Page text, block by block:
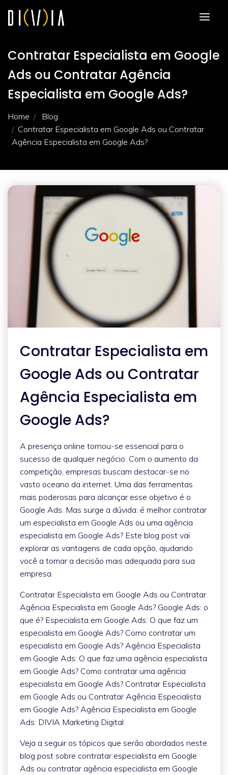
Contratar Especialista em Google
Ads ou Contratar Agência
Especialista em Google Ads?
Home
Blog
Contratar Especialista em Google Ads ou Contratar
Agência Especialista em Google Ads?
Contratar Especialista em
Google Ads ou Contratar
Agência Especialista em
Google Ads?
A presença online tornou-se essencial para o
sucesso de qualquer negócio. Com o aumento da
competição, empresas buscam destacar-se no
vasto oceano da internet. Uma das ferramentas
mais poderosas para alcançar esse objetivo é o
Google Ads. Mas surge a dúvida: é melhor contratar
um especialista em Google Ads ou uma agência
especialista em Google Ads? Este blog post vai
explorar as vantagens de cada opção, ajudando
você a tomar a decisão mais adequada para sua
empresa.
Contratar Especialista em Google Ads ou Contratar
Agência Especialista em Google Ads? Google Ads: o
que é? Especialista em Google Ads: O que faz um
especialista em Google Ads? Como contratar um
especialista em Google Ads? Agência Especialista
em Google Ads: O que faz uma agência especialista
em Google Ads? Como contratar uma agência
especialista em Google Ads? Contratar Especialista
em Google Ads ou Contratar Agência Especialista
em Google Ads? Agência Especialista em Google
Ads: DIVIA Marketing Digital
Veja a seguir os tópicos que serão abordados neste
blog post sobre contratar especialista em Google
Ads ou contratar agência especialista em Google